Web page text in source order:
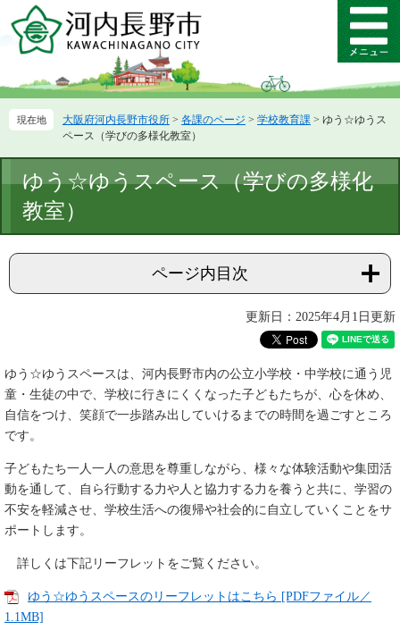
ー
先
ニ
を
て
メ
ニ
ー
大阪府河内長野市役所 > 各課のページ > 学校教育課 > ゆう☆ゆうス
ペース（学びの多様化教室）
文
ゆう☆ゆうスペース（学びの多様化
教室）
ページ内目次
更新日：2025年4月1日更新
ゆう☆ゆうスペースは、河内長野市内の公立小学校・中学校に通う児
童・生徒の中で、学校に行きにくくなった子どもたちが、心を休め、
自信をつけ、笑顔で一歩踏み出していけるまでの時間を過ごすところ
です。
子どもたち一人一人の意思を尊重しながら、様々な体験活動や集団活
動を通して、自ら行動する力や人と協力する力を養うと共に、学習の
不安を軽減させ、学校生活への復帰や社会的に自立していくことをサ
ポートします。
詳しくは下記リーフレットをご覧ください。
ゆう☆ゆうスペースのリーフレットはこちら [PDFファイル／
1.1MB]